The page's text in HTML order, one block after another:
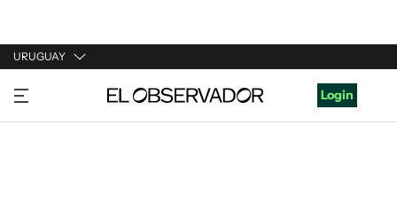
URUGUAY
URUGUAY
ARGENTINA
Login